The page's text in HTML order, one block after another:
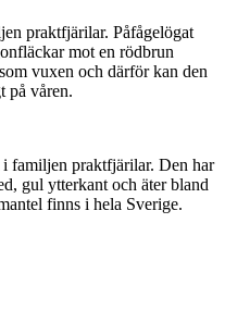
praktfjärilar. Påfågelögat
mot en rödbrun
vuxen och därför kan den
på våren.
i familjen praktfjärilar. Den har
gul ytterkant och äter bland
finns i hela Sverige.